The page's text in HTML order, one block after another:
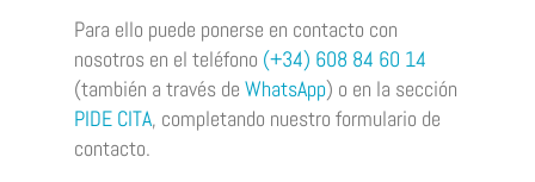
Para ello puede ponerse en contacto con
nosotros en el teléfono (+34) 608 84 60 14
(también a través deWhatsApp) o en la sección
PIDE CITA, completando nuestro formulario de
contacto.